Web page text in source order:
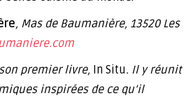
, Mas de Baumanière, 13520 Les
premier livre, In Situ. Il y réunit
inspirées de ce qu’il